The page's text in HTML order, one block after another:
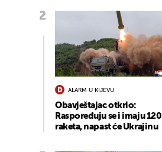
ALARM U KIJEVU
Obavještajac otkrio:
Raspoređuju se i imaju 120
raketa, napast će Ukrajinu